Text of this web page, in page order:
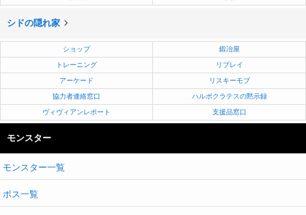
シドの隠れ家
ショップ 鍛冶屋
トレーニング リプレイ
アーケード リスキーモブ
協力者連絡窓口 ハルポクラテスの黙示録
ヴィヴィアンレポート 支援品窓口
モンスター
モンスター一覧
ボス一覧